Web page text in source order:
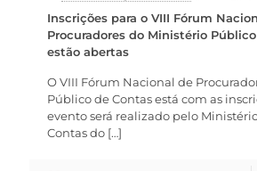
Inscrições para o VIII Fórum
Procuradores do Ministério
estão abertas
O VIII Fórum Nacional de
Público de Contas está com as
evento será realizado pelo
Contas do […]